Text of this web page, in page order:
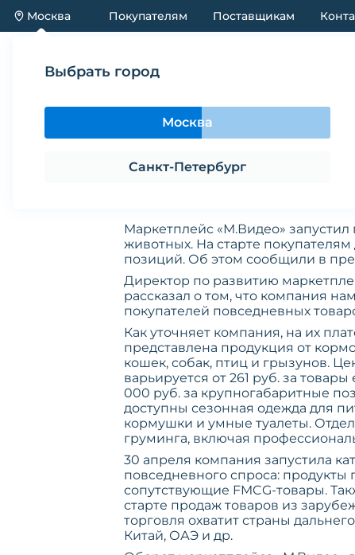
Москва
Выбрать город
Москва
Санкт-Петербург
Покупателям Поставщикам
Новости «М.Видео» начнет продавать зоотовары
«М.Видео»
Маркетплейс «М.Видео» запустил
животных. На старте
позиций. Об этом сообщили в
Директор по развитию
рассказал о том, что компания
покупателей повседневных
Как уточняет компания, на их
представлена продукция от
кошек, собак, птиц и грызунов.
варьируется от 261 руб. за
000 руб. за крупногабаритные
доступны сезонная одежда для
кормушки и умные туалеты.
груминга, включая
30 апреля компания запустила
повседневного спроса: продукты
сопутствующие FMCG-товары.
старте продаж товаров из
торговля охватит страны
Китай, ОАЭ и др.